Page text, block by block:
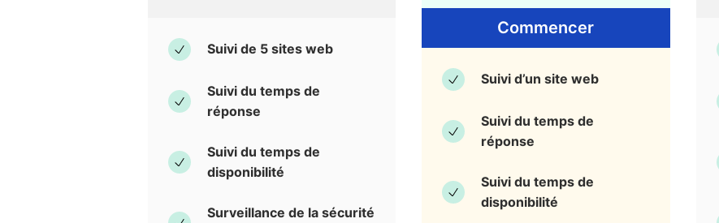
Suivi de 5 sites web
Suivi du temps de
réponse
Suivi du temps de
disponibilité
Surveillance de la sécurité
Commencer
Suivi d’un site web
Suivi du temps de
réponse
Suivi du temps de
disponibilité